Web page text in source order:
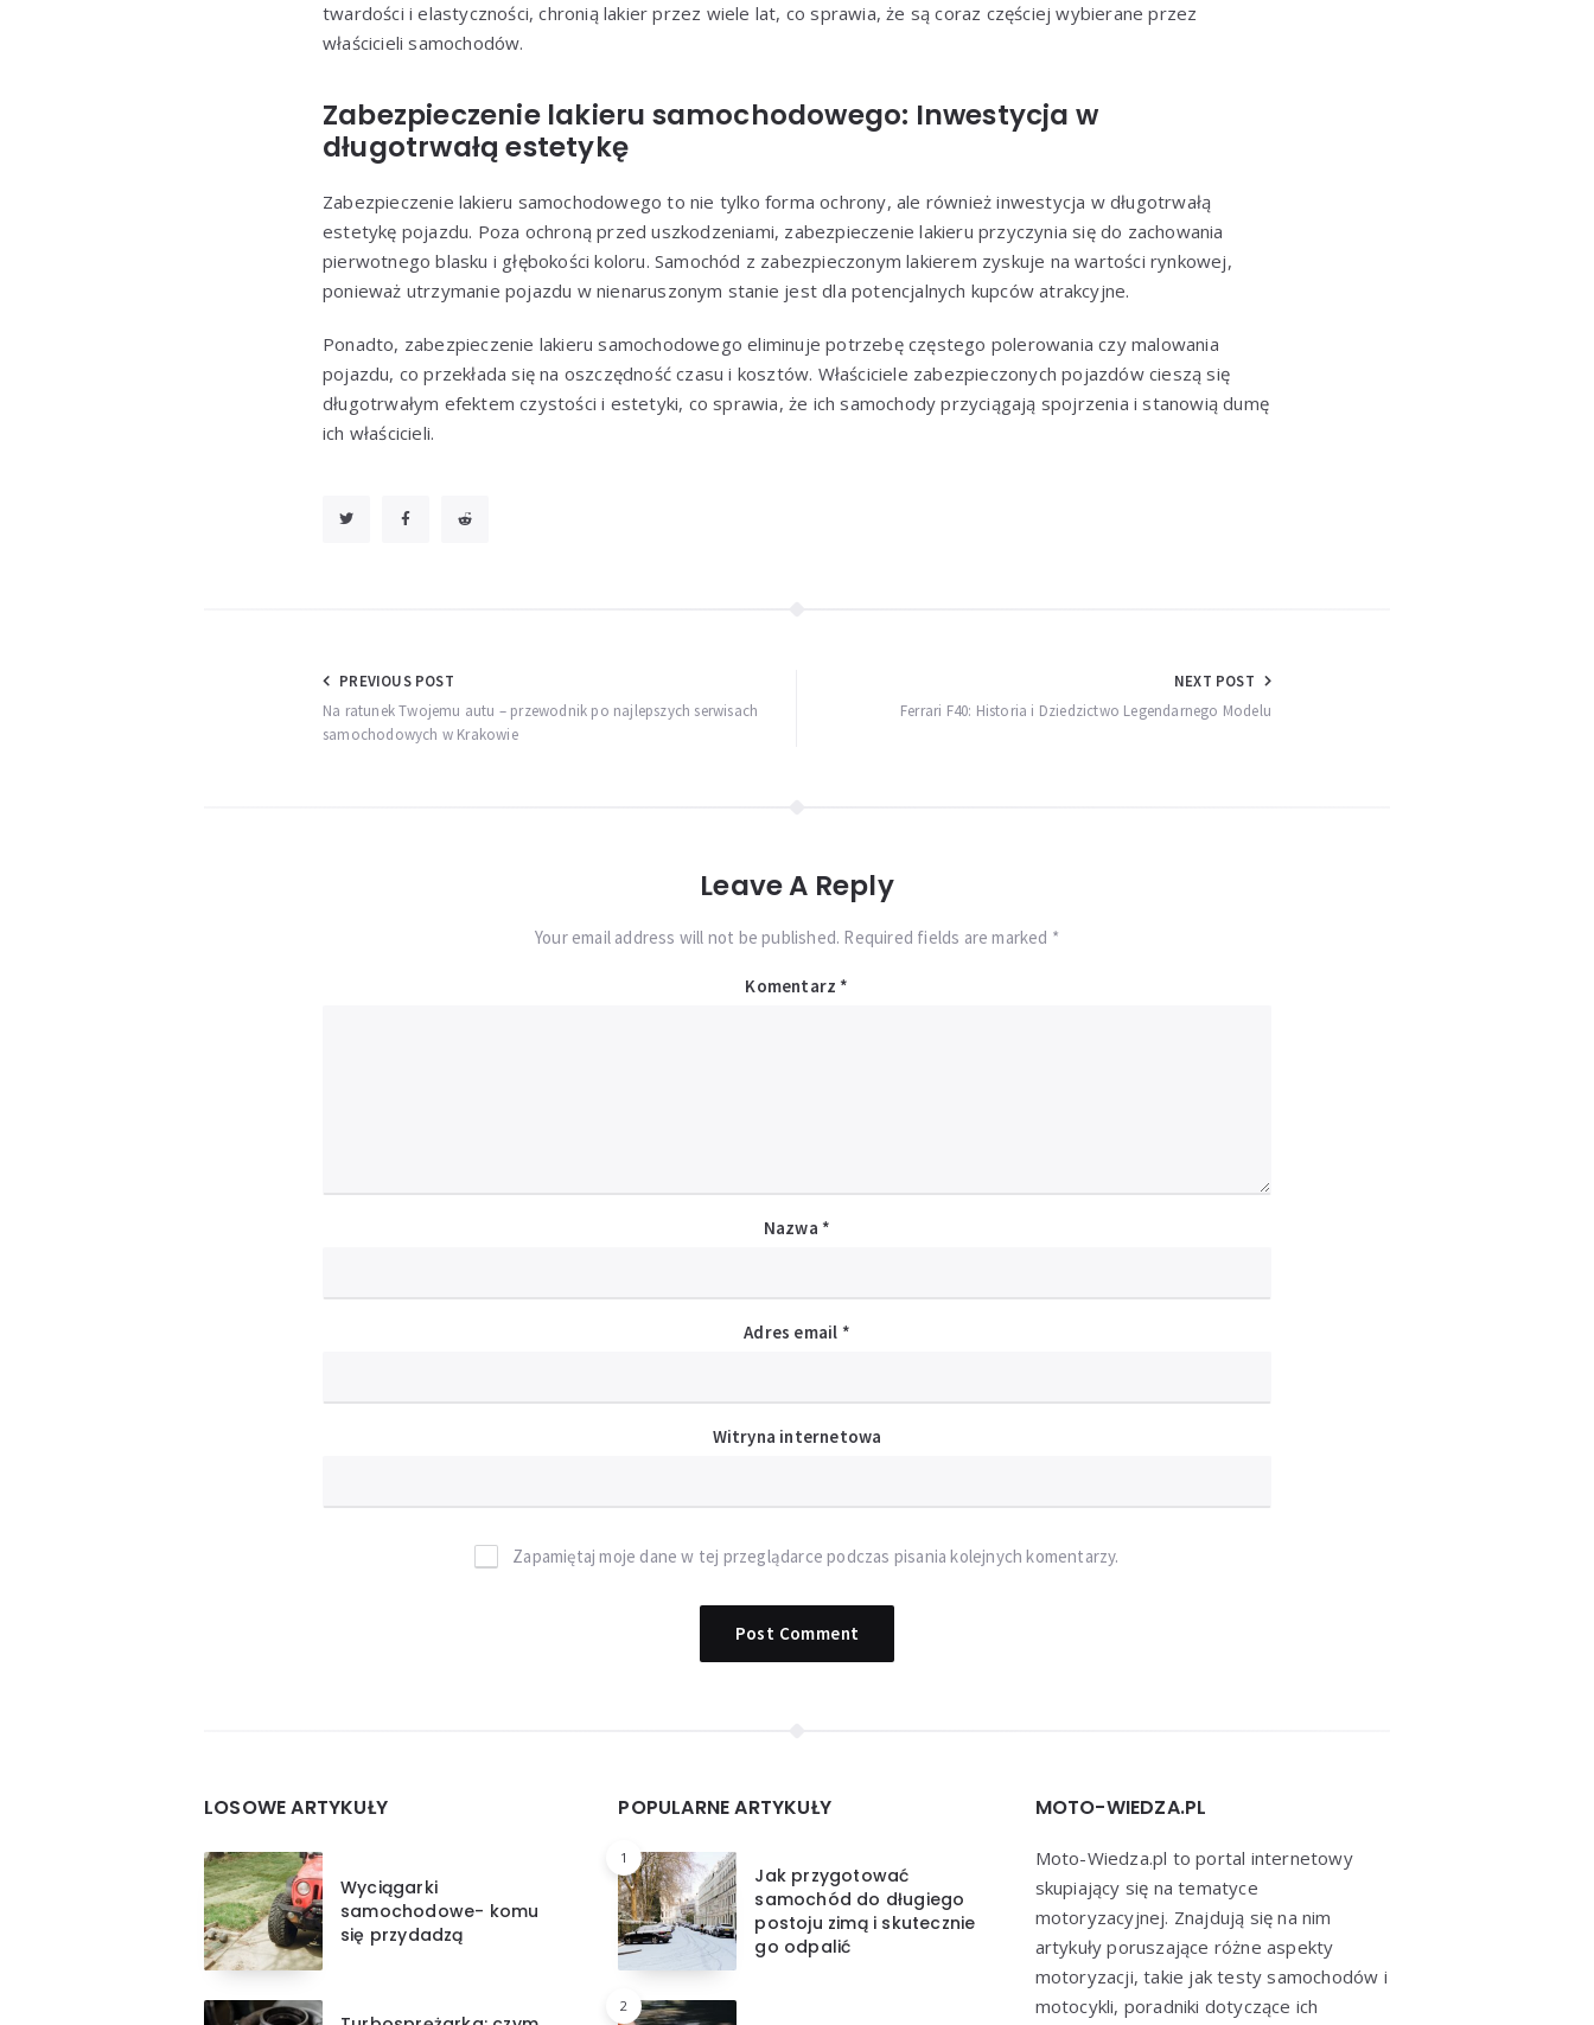
twardości i elastyczności, chronią lakier przez wiele lat, co sprawia, że są coraz częściej wybierane przez
właścicieli samochodów.
Zabezpieczenie lakieru samochodowego: Inwestycja w
długotrwałą estetykę
Zabezpieczenie lakieru samochodowego to nie tylko forma ochrony, ale również inwestycja w długotrwałą
estetykę pojazdu. Poza ochroną przed uszkodzeniami, zabezpieczenie lakieru przyczynia się do zachowania
pierwotnego blasku i głębokości koloru. Samochód z zabezpieczonym lakierem zyskuje na wartości rynkowej,
ponieważ utrzymanie pojazdu w nienaruszonym stanie jest dla potencjalnych kupców atrakcyjne.
Ponadto, zabezpieczenie lakieru samochodowego eliminuje potrzebę częstego polerowania czy malowania
pojazdu, co przekłada się na oszczędność czasu i kosztów. Właściciele zabezpieczonych pojazdów cieszą się
długotrwałym efektem czystości i estetyki, co sprawia, że ich samochody przyciągają spojrzenia i stanowią dumę
ich właścicieli.
Nawigacja
wpisu
PREVIOUS POST
Na ratunek Twojemu autu – przewodnik po najlepszych serwisach
samochodowych w Krakowie
NEXT POST
Ferrari F40: Historia i Dziedzictwo Legendarnego Modelu
Leave A Reply
Your email address will not be published. Required fields are marked *
Komentarz *
Nazwa *
Adres email *
Witryna internetowa
Zapamiętaj moje dane w tej przeglądarce podczas pisania kolejnych komentarzy.
Widgets
LOSOWE ARTYKUŁY
Wyciągarki
samochodowe- komu
się przydadzą
POPULARNE ARTYKUŁY
1
Jak przygotować
samochód do długiego
postoju zimą i skutecznie
go odpalić
2
MOTO-WIEDZA.PL
Moto-Wiedza.pl to portal internetowy
skupiający się na tematyce
motoryzacyjnej. Znajdują się na nim
artykuły poruszające różne aspekty
motoryzacji, takie jak testy samochodów i
motocykli, poradniki dotyczące ich